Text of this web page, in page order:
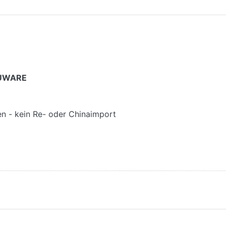
- kein Re- oder Chinaimport